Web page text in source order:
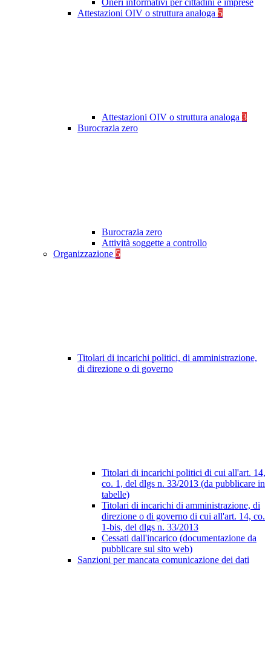
Oneri informativi per cittadini e imprese
Attestazioni OIV o struttura analoga 5
Attestazioni OIV o struttura analoga 3
Burocrazia zero
Burocrazia zero
Attività soggette a controllo
Organizzazione 5
Titolari di incarichi politici, di amministrazione,
di direzione o di governo
Titolari di incarichi politici di cui all'art. 14,
co. 1, del dlgs n. 33/2013 (da pubblicare in
tabelle)
Titolari di incarichi di amministrazione, di
direzione o di governo di cui all'art. 14, co.
1-bis, del dlgs n. 33/2013
Cessati dall'incarico (documentazione da
pubblicare sul sito web)
Sanzioni per mancata comunicazione dei dati